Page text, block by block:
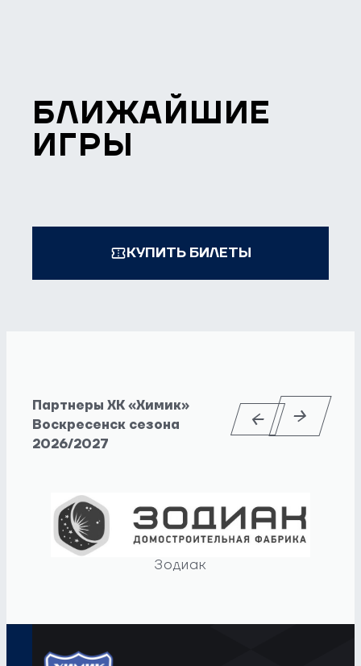
БЛИЖАЙШИЕ
ИГРЫ
КУПИТЬ БИЛЕТЫ
Партнеры ХК «Химик»
Воскресенск сезона
2026/2027
Зодиак